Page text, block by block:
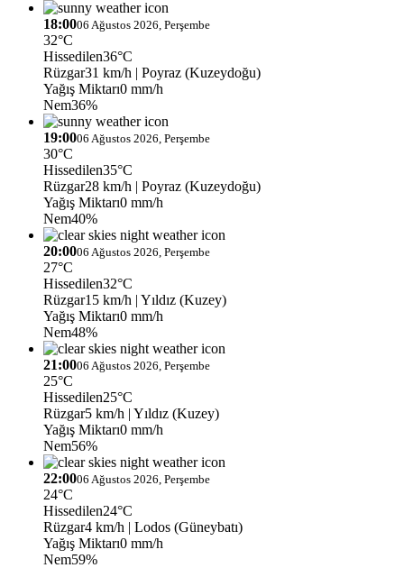
18:0006 Ağustos 2026, Perşembe
32°C
Hissedilen36°C
Rüzgar31 km/h | Poyraz (Kuzeydoğu)
Yağış Miktarı0 mm/h
Nem36%
19:0006 Ağustos 2026, Perşembe
30°C
Hissedilen35°C
Rüzgar28 km/h | Poyraz (Kuzeydoğu)
Yağış Miktarı0 mm/h
Nem40%
20:0006 Ağustos 2026, Perşembe
27°C
Hissedilen32°C
Rüzgar15 km/h | Yıldız (Kuzey)
Yağış Miktarı0 mm/h
Nem48%
21:0006 Ağustos 2026, Perşembe
25°C
Hissedilen25°C
Rüzgar5 km/h | Yıldız (Kuzey)
Yağış Miktarı0 mm/h
Nem56%
22:0006 Ağustos 2026, Perşembe
24°C
Hissedilen24°C
Rüzgar4 km/h | Lodos (Güneybatı)
Yağış Miktarı0 mm/h
Nem59%